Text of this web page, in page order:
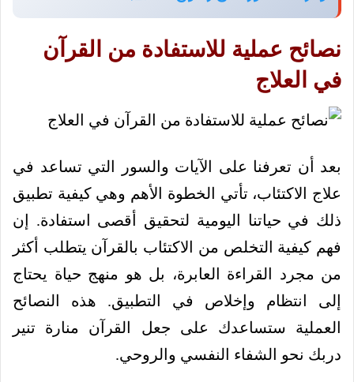
نصائح عملية للاستفادة من القرآن
في العلاج
بعد أن تعرفنا على الآيات والسور التي تساعد في
علاج الاكتئاب، تأتي الخطوة الأهم وهي كيفية تطبيق
ذلك في حياتنا اليومية لتحقيق أقصى استفادة. إن
فهم كيفية التخلص من الاكتئاب بالقرآن يتطلب أكثر
من مجرد القراءة العابرة، بل هو منهج حياة يحتاج
إلى انتظام وإخلاص في التطبيق. هذه النصائح
العملية ستساعدك على جعل القرآن منارة تنير
دربك نحو الشفاء النفسي والروحي.